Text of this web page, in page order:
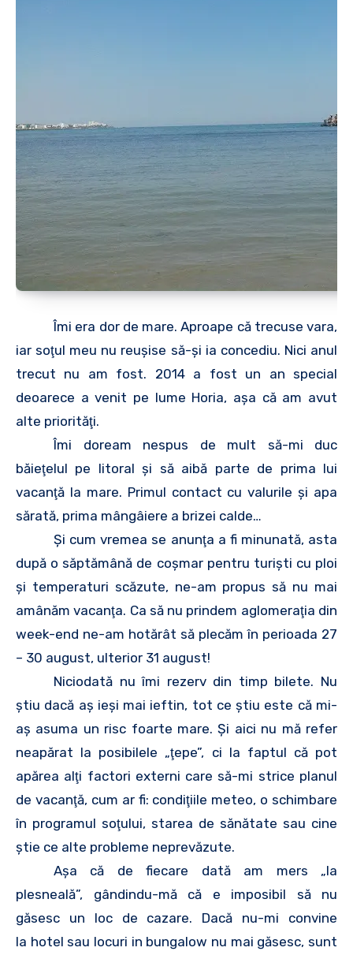
Îmi era dor de mare. Aproape că trecuse vara,
iar soţul meu nu reuşise să-şi ia concediu. Nici anul
trecut nu am fost. 2014 a fost un an special
deoarece a venit pe lume Horia, aşa că am avut
alte priorităţi.
Îmi doream nespus de mult să-mi duc
băieţelul pe litoral şi să aibă parte de prima lui
vacanţă la mare. Primul contact cu valurile şi apa
sărată, prima mângâiere a brizei calde…
Şi cum vremea se anunţa a fi minunată, asta
după o săptămână de coşmar pentru turişti cu ploi
şi temperaturi scăzute, ne-am propus să nu mai
amânăm vacanţa. Ca să nu prindem aglomeraţia din
week-end ne-am hotărât să plecăm în perioada 27
– 30 august, ulterior 31 august!
Niciodată nu îmi rezerv din timp bilete. Nu
ştiu dacă aş ieşi mai ieftin, tot ce ştiu este că mi-
aş asuma un risc foarte mare. Şi aici nu mă refer
neapărat la posibilele „ţepe”, ci la faptul că pot
apărea alţi factori externi care să-mi strice planul
de vacanţă, cum ar fi: condiţiile meteo, o schimbare
în programul soţului, starea de sănătate sau cine
ştie ce alte probleme neprevăzute.
Aşa că de fiecare dată am mers „la
plesneală”, gândindu-mă că e imposibil să nu
găsesc un loc de cazare. Dacă nu-mi convine
la hotel sau locuri in bungalow nu mai găsesc, sunt